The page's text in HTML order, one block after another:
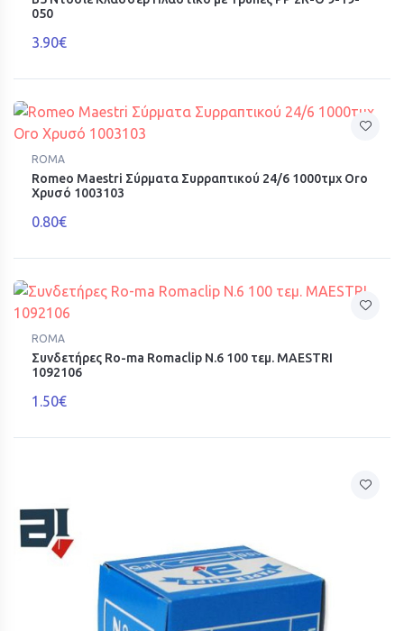
050
3.90€
ROMA
Romeo Maestri Σύρματα Συρραπτικού 24/6 1000τμχ Oro
Χρυσό 1003103
0.80€
ROMA
Συνδετήρες Ro-ma Romaclip N.6 100 τεμ. MAESTRI
1092106
1.50€